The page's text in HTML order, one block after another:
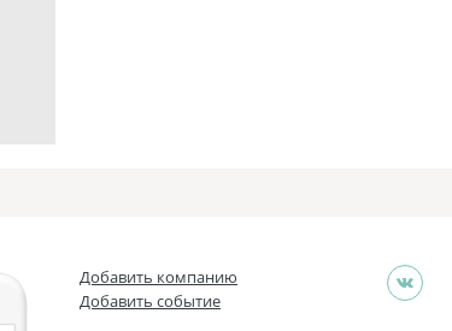
Добавить компанию
Добавить событие